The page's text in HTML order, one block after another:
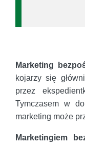
Marketing
kojarzy się
przez
Tymczasem w
marketing może
Marketingiem